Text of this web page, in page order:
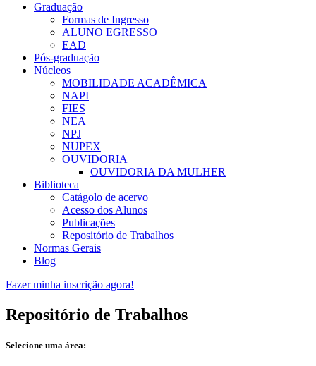
Graduação
Formas de Ingresso
ALUNO EGRESSO
EAD
Pós-graduação
Núcleos
MOBILIDADE ACADÊMICA
NAPI
FIES
NEA
NPJ
NUPEX
OUVIDORIA
OUVIDORIA DA MULHER
Biblioteca
Catágolo de acervo
Acesso dos Alunos
Publicações
Repositório de Trabalhos
Normas Gerais
Blog
Fazer minha inscrição agora!
Repositório de Trabalhos
Selecione uma área: